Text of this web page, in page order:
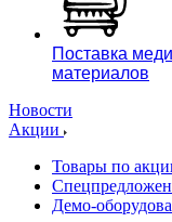
Поставка
материалов
Новости
Акции
Товары по
Демо-